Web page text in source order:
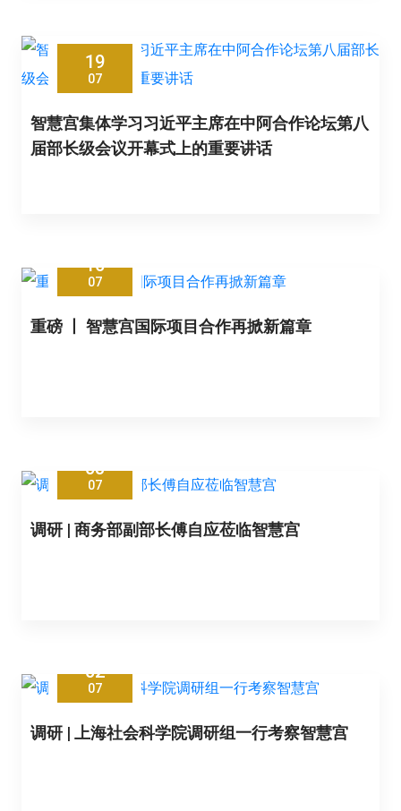
19
07
智慧宫集体学习习近平主席在中阿合作论坛第八
届部长级会议开幕式上的重要讲话
16
07
重磅 丨 智慧宫国际项目合作再掀新篇章
03
07
调研 | 商务部副部长傅自应莅临智慧宫
02
07
调研 | 上海社会科学院调研组一行考察智慧宫